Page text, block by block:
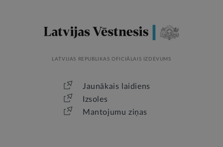
LATVIJAS REPUBLIKAS OFICIĀLAIS IZDEVUMS
Jaunākais laidiens
Izsoles
Mantojumu ziņas